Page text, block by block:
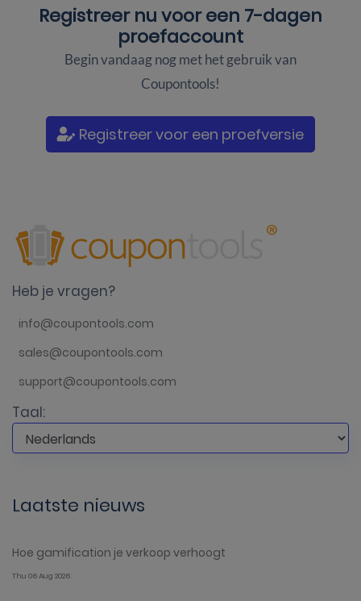
Registreer nu voor een 7-dagen
proefaccount
Begin vandaag nog met het gebruik van
Coupontools!
Registreer voor een proefversie
Heb je vragen?
info@coupontools.com
sales@coupontools.com
support@coupontools.com
Taal:
Laatste nieuws
Hoe gamification je verkoop verhoogt
Thu 06 Aug 2026